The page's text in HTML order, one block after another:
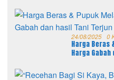
24/08/2025 0
Harga Beras
Harga